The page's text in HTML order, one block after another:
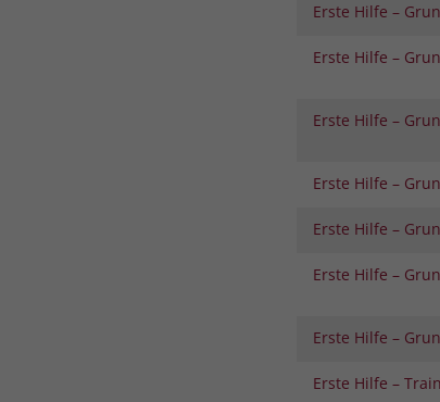
Erste Hilfe –
Erste Hilfe –
Erste Hilfe –
Erste Hilfe –
Erste Hilfe –
Erste Hilfe –
Erste Hilfe –
Erste Hilfe –